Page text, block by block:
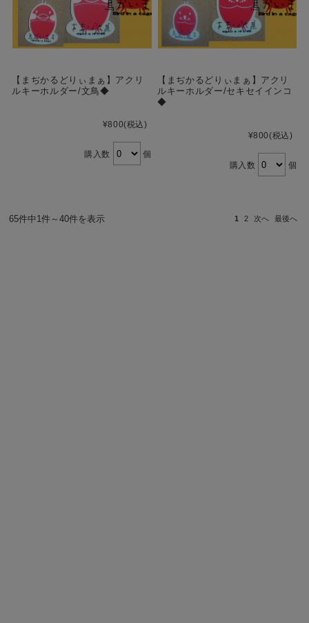
【まぢかるどりぃまぁ】アクリ
ルキーホルダー/文鳥◆
¥800(税込)
購入数 個
【まぢかるどりぃまぁ】アクリ
ルキーホルダー/セキセイインコ
◆
¥800(税込)
購入数 個
65件中1件～40件を表示 1 2 次へ 最後へ